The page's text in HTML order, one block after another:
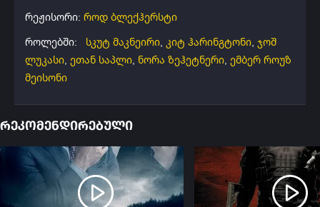
რეჟისორი: როდ ბლექჰერსტი
როლებში:
სკუტ მაკნეირი, კიტ ჰარინგტონი, ჯოშ
ლუკასი, ეთან საპლი, ნორა ზეჰეტნერი, ემბერ როუზ
მეისონი
რეკომენდირებული